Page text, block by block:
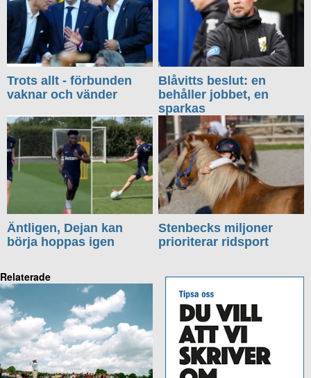
Trots allt - förbunden
vaknar och vänder
Blåvitts beslut: en
behåller jobbet, en
sparkas
Äntligen, Dejan kan
börja hoppas igen
Stenbecks miljoner
prioriterar ridsport
Relaterade